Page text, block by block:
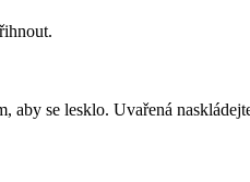
aby se lesklo. Uvařená